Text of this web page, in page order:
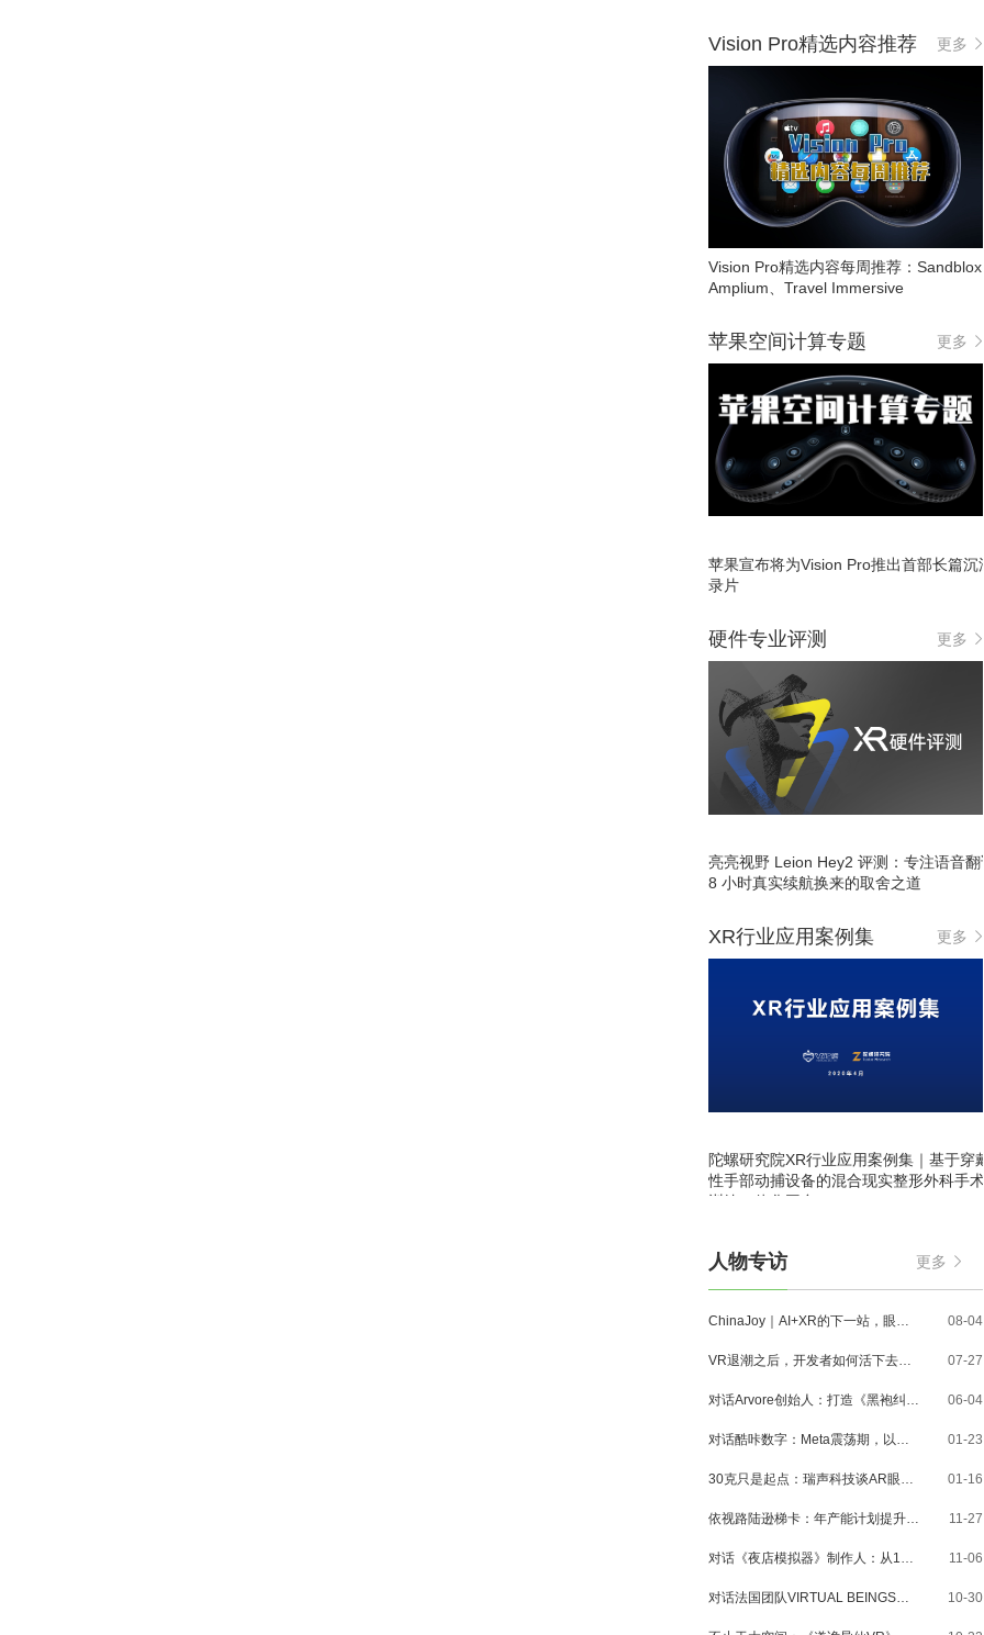
Vision Pro精选内容推荐 更多
Vision Pro精选内容每周推荐：
Amplium、Travel Immersive
苹果空间计算专题 更多
苹果宣布将为Vision Pro推出首部长篇沉
录片
硬件专业评测 更多
亮亮视野 Leion Hey2 评测：专注语音
8 小时真实续航换来的取舍之道
XR行业应用案例集 更多
陀螺研究院XR行业应用案例集｜基于穿
性手部动捕设备的混合现实整形外科手
训练一体化平台
人物专访 更多
08-04
07-27
06-04
01-23
01-16
11-27
11-06
10-30